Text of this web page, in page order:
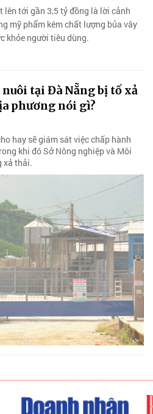
lên tới gần 3,5 tỷ đồng là lời cảnh
mỹ phẩm kém chất lượng bủa vây
khỏe người tiêu dùng.
tại Đà Nẵng bị tố xả
phương nói gì?
hay sẽ giám sát việc chấp hành
khi đó Sở Nông nghiệp và Môi
xả thải.